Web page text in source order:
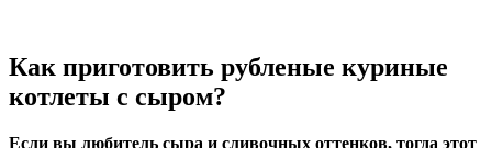
Как приготовить рубленые куриные
котлеты с сыром?
Если вы любитель сыра и сливочных оттенков, тогда этот